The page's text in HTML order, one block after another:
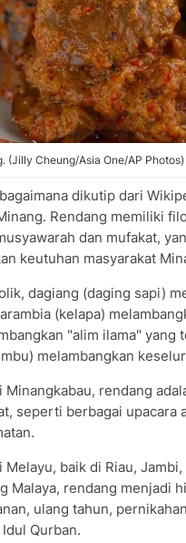
(Jilly Cheung/Asia One/AP Photos)
dikutip dari
Rendang memiliki
dan mufakat,
keutuhan masyarakat
dagiang (daging sapi)
(kelapa)
"alim ilama" yang
melambangkan
Minangkabau, rendang
seperti berbagai upacara
Melayu, baik di Riau,
Malaya, rendang menjadi
ulang tahun,
Qurban.